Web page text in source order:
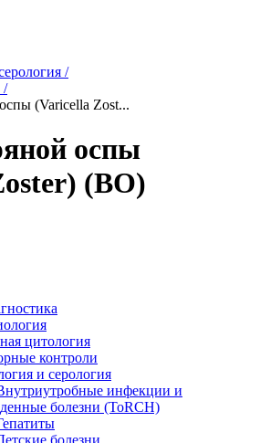
/
/
(Varicella Zost...
оспы
(ВО)
цитология
контроли
и серология
инфекции и
болезни (ToRCH)
болезни